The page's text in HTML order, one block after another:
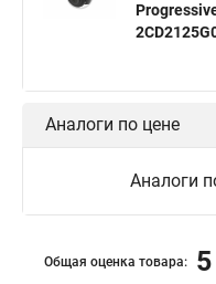
Аналоги по цене
Аналоги
Общая оценка товара: 5